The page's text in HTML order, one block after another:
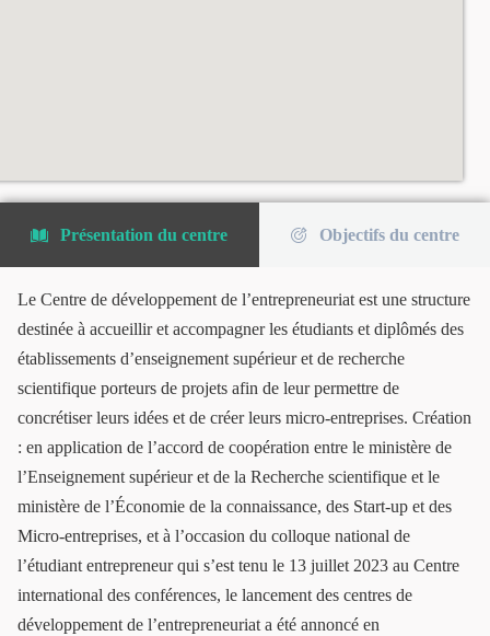
Présentation du centre Objectifs du centre
Le Centre de développement de l’entrepreneuriat est une structure
destinée à accueillir et accompagner les étudiants et diplômés des
établissements d’enseignement supérieur et de recherche
scientifique porteurs de projets afin de leur permettre de
concrétiser leurs idées et de créer leurs micro-entreprises. Création
: en application de l’accord de coopération entre le ministère de
l’Enseignement supérieur et de la Recherche scientifique et le
ministère de l’Économie de la connaissance, des Start-up et des
Micro-entreprises, et à l’occasion du colloque national de
l’étudiant entrepreneur qui s’est tenu le 13 juillet 2023 au Centre
international des conférences, le lancement des centres de
développement de l’entrepreneuriat a été annoncé en